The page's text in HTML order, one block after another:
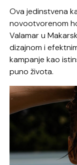
Ova jedinstvena
novootvorenom
Valamar u
dizajnom i
kampanje kao
puno života.